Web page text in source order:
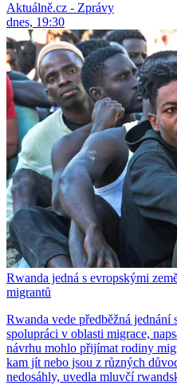
Aktuálně.cz - Zprávy
dnes, 19:30
Rwanda jedná s evropskými
migrantů
Rwanda vede předběžná
spolupráci v oblasti migrace,
návrhu mohlo přijímat rodiny
kam jít nebo jsou z různých
nedosáhly, uvedla mluvčí